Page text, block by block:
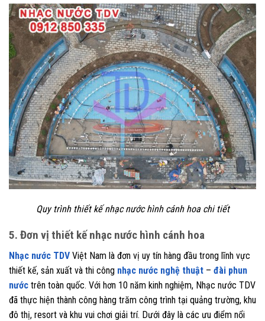
Quy trình thiết kế nhạc nước hình cánh hoa chi tiết
5. Đơn vị thiết kế nhạc nước hình cánh hoa
Nhạc nước TDV Việt Nam là đơn vị uy tín hàng đầu trong lĩnh vực
thiết kế, sản xuất và thi công nhạc nước nghệ thuật – đài phun
nước trên toàn quốc. Với hơn 10 năm kinh nghiệm, Nhạc nước TDV
đã thực hiện thành công hàng trăm công trình tại quảng trường, khu
đô thị, resort và khu vui chơi giải trí. Dưới đây là các ưu điểm nổi